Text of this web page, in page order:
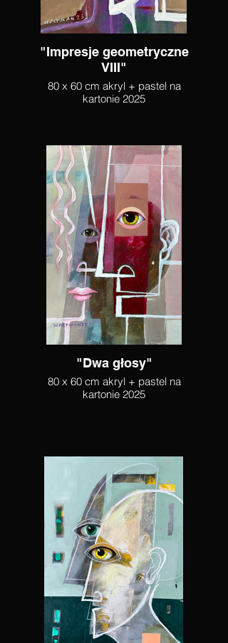
"Impresje geometryczne
VIII"
80 x 60 cm akryl + pastel na
kartonie 2025
"Dwa głosy"
80 x 60 cm akryl + pastel na
kartonie 2025